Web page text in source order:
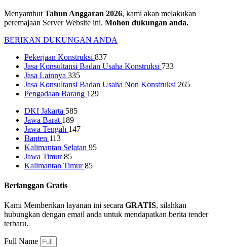
Menyambut Tahun Anggaran 2026, kami akan melakukan
peremajaan Server Website ini. Mohon dukungan anda.
BERIKAN DUKUNGAN ANDA
Pekerjaan Konstruksi 837
Jasa Konsultansi Badan Usaha Konstruksi 733
Jasa Lainnya 335
Jasa Konsultansi Badan Usaha Non Konstruksi 265
Pengadaan Barang 129
DKI Jakarta 585
Jawa Barat 189
Jawa Tengah 147
Banten 113
Kalimantan Selatan 95
Jawa Timur85
Kalimantan Timur85
Berlanggan Gratis
Kami Memberikan layanan ini secara GRATIS, silahkan
hubungkan dengan email anda untuk mendapatkan berita tender
terbaru.
Full Name